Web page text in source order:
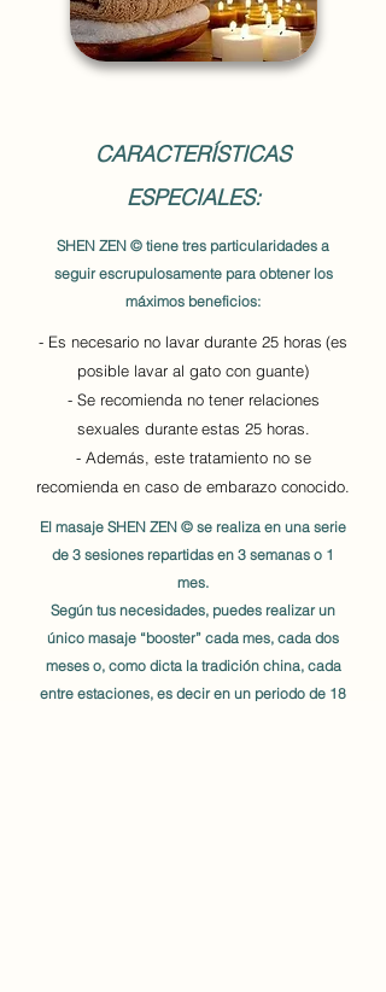
CARACTERÍSTICAS
ESPECIALES:
SHEN ZEN © tiene tres particularidades a
seguir escrupulosamente para obtener los
máximos beneficios:
- Es necesario no lavar durante 25 horas (es
posible lavar al gato con guante)
- Se recomienda no tener relaciones
sexuales durante estas 25 horas.
- Además, este tratamiento no se
recomienda en caso de embarazo conocido.
El masaje SHEN ZEN © se realiza en una serie
de 3 sesiones repartidas en 3 semanas o 1
mes.
Según tus necesidades, puedes realizar un
único masaje “booster” cada mes, cada dos
meses o, como dicta la tradición china, cada
entre estaciones, es decir en un periodo de 18